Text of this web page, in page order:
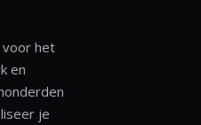
voor het
en
je